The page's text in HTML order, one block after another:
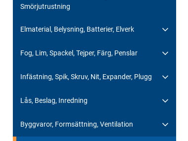
Smörjutrustning
Elmaterial, Belysning, Batterier, Elverk
Fog, Lim, Spackel, Tejper, Färg, Penslar
Infästning, Spik, Skruv, Nit, Expander, Plugg
Lås, Beslag, Inredning
Byggvaror, Formsättning, Ventilation